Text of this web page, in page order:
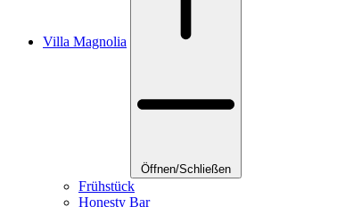
Villa Magnolia
Öffnen/Schließen
Frühstück
Honesty Bar